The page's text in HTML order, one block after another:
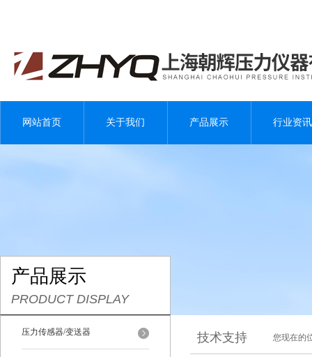
网站首页 关于我们 产品展示 行业资讯
产品展示
PRODUCT DISPLAY
压力传感器/变送器 技术支持 您现在的